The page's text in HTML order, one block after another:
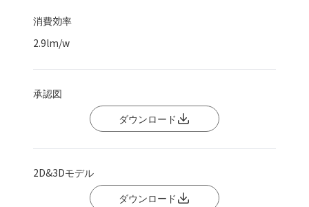
消費効率
2.9lm/w
承認図
ダウンロード
2D&3Dモデル
ダウンロード